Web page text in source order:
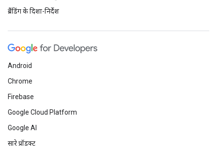
ब्रैंडिंग के दिशा-निर्देश
Android
Chrome
Firebase
Google Cloud Platform
Google AI
सारे प्रॉडक्ट